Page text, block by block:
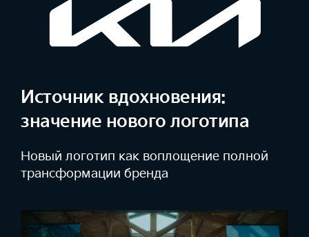
Источник вдохновения:
значение нового логотипа
Новый логотип как воплощение полной
трансформации бренда